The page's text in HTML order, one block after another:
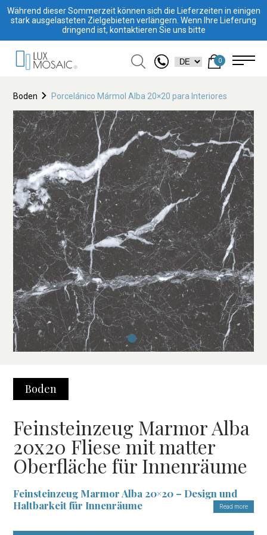
Während dieser Sommerzeit können sich die Lieferzeiten in einigen
stark ausgelasteten Zielgebieten verlängern. Wenn Ihre Lieferung
dringend ist, kontaktieren Sie uns bitte
0
Boden Porcelánico Mármol Alba 20×20 para Interiores
Boden
Feinsteinzeug Marmor Alba
20x20 Fliese mit matter
Oberfläche für Innenräume
Feinsteinzeug Marmor Alba 20×20 – Design und
Haltbarkeit für Innenräume
Das Feinsteinzeug Marmor Alba20×20ist die perfekte Wahl für
Read more